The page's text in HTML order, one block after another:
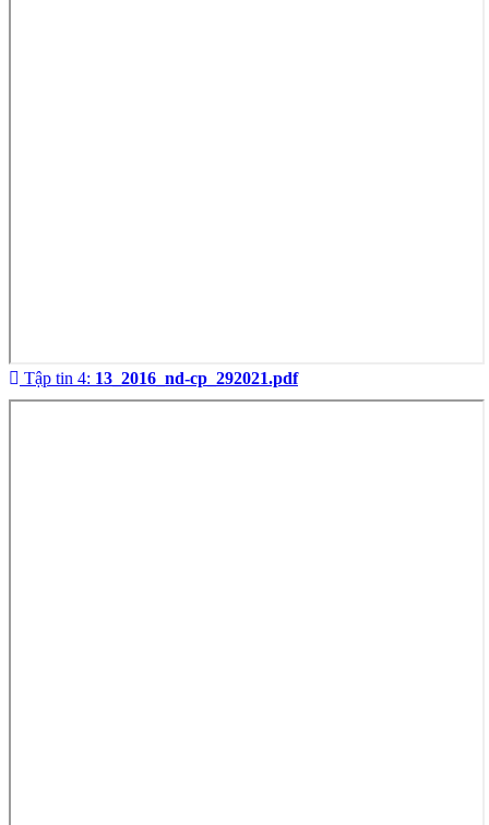
Tập tin 4: 13_2016_nd-cp_292021.pdf